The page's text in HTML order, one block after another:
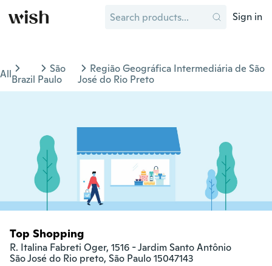
Sign in
AllBrazil
São
Paulo
Região Geográfica Intermediária de São
José do Rio Preto
Top Shopping
R. Italina Fabreti Oger, 1516 - Jardim Santo Antônio
São José do Rio preto, São Paulo 15047143